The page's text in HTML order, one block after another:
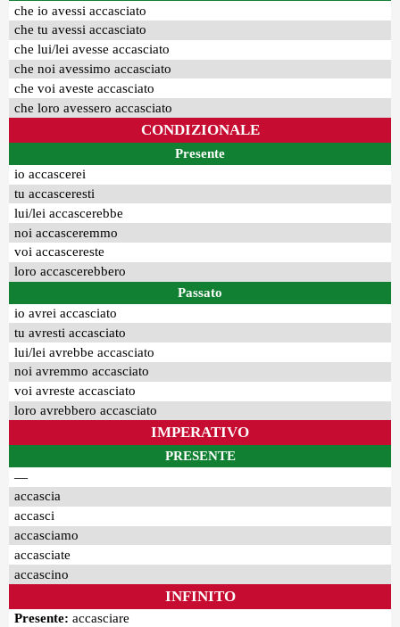
che io avessi accasciato
che tu avessi accasciato
che lui/lei avesse accasciato
che noi avessimo accasciato
che voi aveste accasciato
che loro avessero accasciato
CONDIZIONALE
Presente
io accascerei
tu accasceresti
lui/lei accascerebbe
noi accasceremmo
voi accascereste
loro accascerebbero
Passato
io avrei accasciato
tu avresti accasciato
lui/lei avrebbe accasciato
noi avremmo accasciato
voi avreste accasciato
loro avrebbero accasciato
IMPERATIVO
PRESENTE
—
accascia
accasci
accasciamo
accasciate
accascino
INFINITO
Presente: accasciare